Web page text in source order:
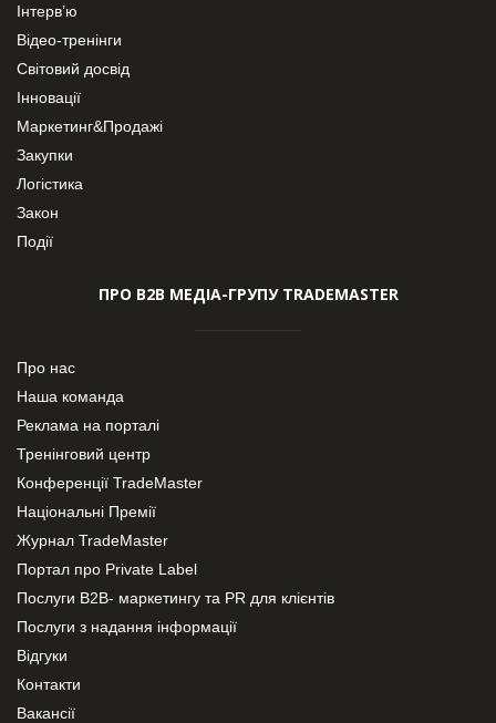
Інтерв’ю
Відео-тренінги
Світовий досвід
Інновації
Маркетинг&Продажі
Закупки
Логістика
Закон
Події
ПРО В2В МЕДІА-ГРУПУ TRADEMASTER
Про нас
Наша команда
Реклама на порталі
Тренінговий центр
Конференції TradeMaster
Національні Премії
Журнал TradeMaster
Портал про Private Label
Послуги В2В- маркетингу та PR для клієнтів
Послуги з надання інформації
Відгуки
Контакти
Вакансії